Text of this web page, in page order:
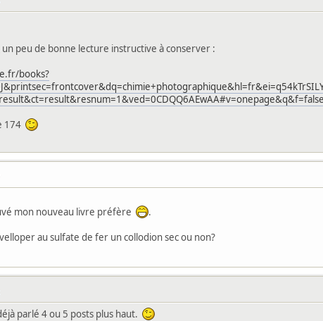
peu de bonne lecture instructive à conserver :
books?
174
mon nouveau livre préfère
.
au sulfate de fer un collodion sec ou non?
parlé 4 ou 5 posts plus haut.